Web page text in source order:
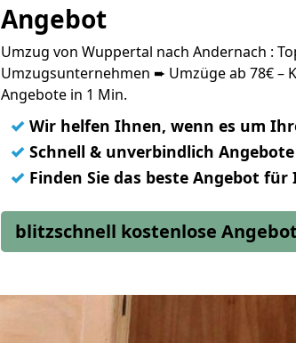
Angebot
Umzug von Wuppertal nach Andernach :
Umzugsunternehmen ➨ Umzüge ab 78€ –
Angebote in 1 Min.
✓ Wir helfen Ihnen, wenn es um
✓ Schnell & unverbindlich
✓ Finden Sie das beste Angebot für
blitzschnell kostenlose